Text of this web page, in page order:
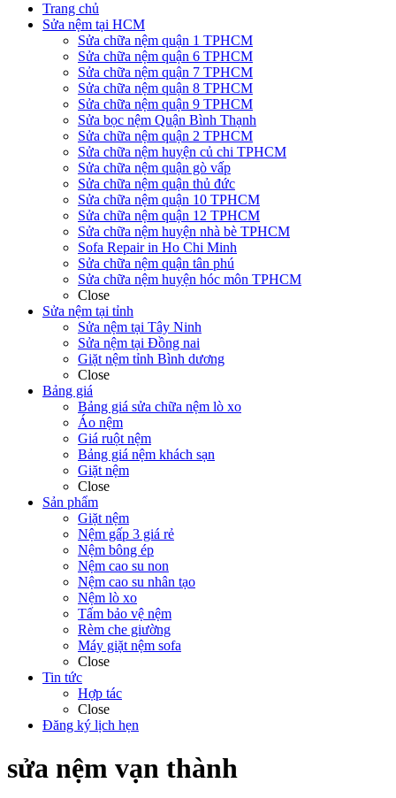
Trang chủ
Sửa nệm tại HCM
Sửa chữa nệm quận 1 TPHCM
Sửa chữa nệm quận 6 TPHCM
Sửa chữa nệm quận 7 TPHCM
Sửa chữa nệm quận 8 TPHCM
Sửa chữa nệm quận 9 TPHCM
Sửa bọc nệm Quận Bình Thạnh
Sửa chữa nệm quận 2 TPHCM
Sửa chữa nệm huyện củ chi TPHCM
Sửa chữa nệm quận gò vấp
Sửa chữa nệm quận thủ đức
Sửa chữa nệm quận 10 TPHCM
Sửa chữa nệm quận 12 TPHCM
Sửa chữa nệm huyện nhà bè TPHCM
Sofa Repair in Ho Chi Minh
Sửa chữa nệm quận tân phú
Sửa chữa nệm huyện hóc môn TPHCM
Close
Sửa nệm tại tỉnh
Sửa nệm tại Tây Ninh
Sửa nệm tại Đồng nai
Giặt nệm tỉnh Bình dương
Close
Bảng giá
Bảng giá sửa chữa nệm lò xo
Áo nệm
Giá ruột nệm
Bảng giá nệm khách sạn
Giặt nệm
Close
Sản phẩm
Giặt nệm
Nệm gấp 3 giá rẻ
Nệm bông ép
Nệm cao su non
Nệm cao su nhân tạo
Nệm lò xo
Tấm bảo vệ nệm
Rèm che giường
Máy giặt nệm sofa
Close
Tin tức
Hợp tác
Close
Đăng ký lịch hẹn
sửa nệm vạn thành